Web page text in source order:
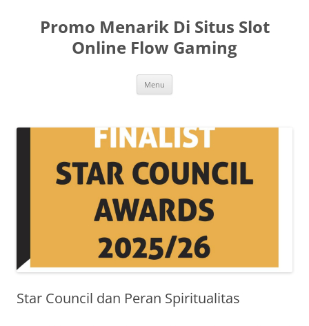
contentPromo Menarik Di Situs Slot
Online Flow Gaming
Menu
Star Council dan Peran Spiritualitas